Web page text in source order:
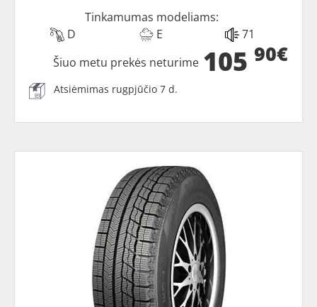
Tinkamumas modeliams:
D
E 71
105 90€
Šiuo metu prekės neturime
Atsiėmimas rugpjūčio 7 d.